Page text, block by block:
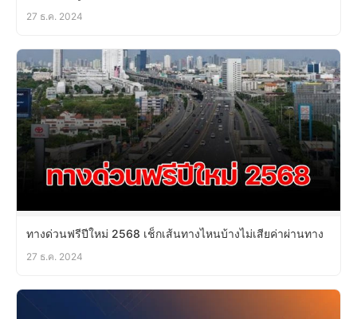
27 ธ.ค. 2024
ทางด่วนฟรีปีใหม่ 2568 เช็กเส้นทางไหนบ้างไม่เสียค่าผ่านทาง
27 ธ.ค. 2024